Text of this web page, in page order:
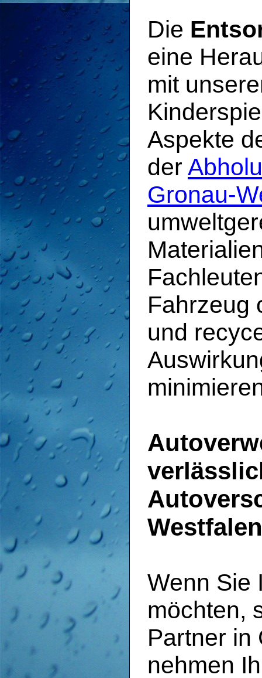
Die
eine
mit
Aspekte
der
Gronau-
Fahrzeug
und
Westfalen
Wenn Sie
möchten,
Partner in
nehmen